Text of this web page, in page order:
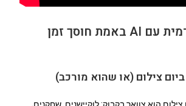
מתי סרטון תדמית עם AI באמת חוסך זמן